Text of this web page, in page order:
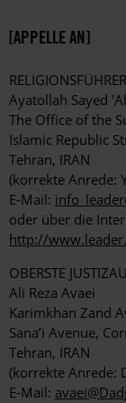
[APPELLE AN]
RELIGIONSFÜHRER
Ayatollah Sayed
The Office of the
Islamic Republic
Tehran, IRAN
(korrekte Anrede:
E-Mail:
oder über die
http://
OBERSTE
Ali Reza Avaei
Karimkhan Zand
Sana’i Avenue,
Tehran, IRAN
(korrekte Anrede:
E-Mail: